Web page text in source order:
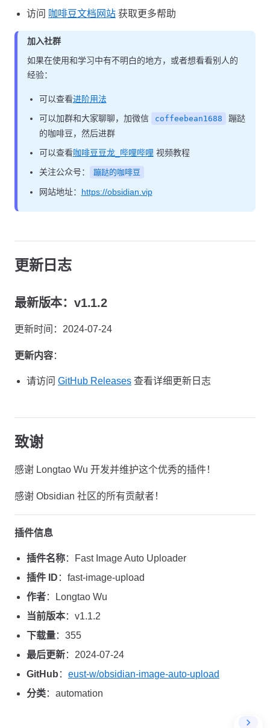
访问 咖啡豆文档网站 获取更多帮助
加入社群
如果在使用和学习中有不明白的地方，或者想看看别人的
经验：
可以查看进阶用法
可以加群和大家聊聊，加微信
coffeebean1688
蹦跶
的咖啡豆，然后进群
可以查看咖啡豆豆龙_哔哩哔哩 视频教程
关注公众号：
蹦跶的咖啡豆
网站地址： https://obsidian.vip
更新日志
最新版本：v1.1.2
更新时间：2024-07-24
更新内容：
请访问 GitHub Releases 查看详细更新日志
致谢
感谢 Longtao Wu 开发并维护这个优秀的插件！
感谢 Obsidian 社区的所有贡献者！
插件信息
插件名称：Fast Image Auto Uploader
插件 ID ：fast-image-upload
作者：Longtao Wu
当前版本：v1.1.2
下载量：355
最后更新：2024-07-24
GitHub ： eust-w/obsidian-image-auto-upload
分类：automation